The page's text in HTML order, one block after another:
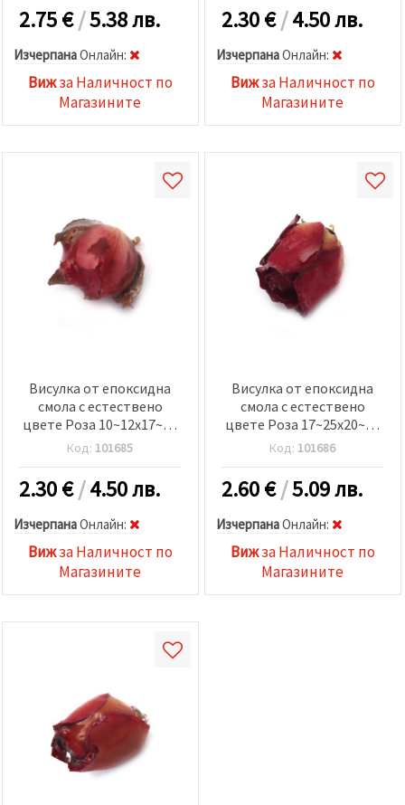
2.75€/5.38 лв.
ИзчерпанаOнлайн:
Вижза Наличност по
Магазините
2.30€/4.50 лв.
ИзчерпанаOнлайн:
Вижза Наличност по
Магазините
Висулка от епоксидна
смола с естествено
цвете Роза 10~12x17~19
мм
Код: 101685
2.30€/4.50 лв.
ИзчерпанаOнлайн:
Вижза Наличност по
Магазините
Висулка от епоксидна
смола с естествено
цвете Роза 17~25x20~24
мм цвят червен
Код: 101686
2.60€/5.09 лв.
ИзчерпанаOнлайн:
Вижза Наличност по
Магазините